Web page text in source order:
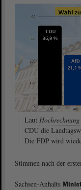
Laut Hochrechnung
CDU die
Die FDP wird
Stimmen nach der
Sachsen-Anhalts